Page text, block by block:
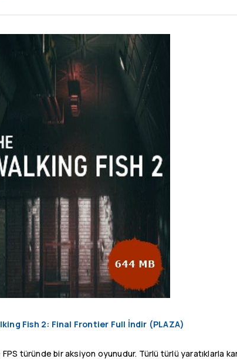
Fish 2: Final Frontier Full İndir (PLAZA)
türünde bir aksiyon oyunudur. Türlü türlü yaratıklarla